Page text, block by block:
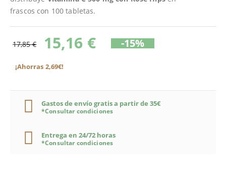
frascos con 100 tabletas.
17,85 € 15,16 € -15%
¡Ahorras 2,69€!
Gastos de envío gratis a partir de 35€
*Consultar condiciones
Entrega en 24/72 horas
*Consultar condiciones